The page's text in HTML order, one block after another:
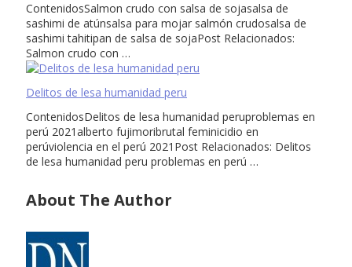
ContenidosSalmon crudo con salsa de sojasalsa de
sashimi de atúnsalsa para mojar salmón crudosalsa de
sashimi tahitipan de salsa de sojaPost Relacionados:
Salmon crudo con …
Delitos de lesa humanidad peru
ContenidosDelitos de lesa humanidad peruproblemas en
perú 2021alberto fujimoribrutal feminicidio en
perúviolencia en el perú 2021Post Relacionados: Delitos
de lesa humanidad peru problemas en perú …
About The Author